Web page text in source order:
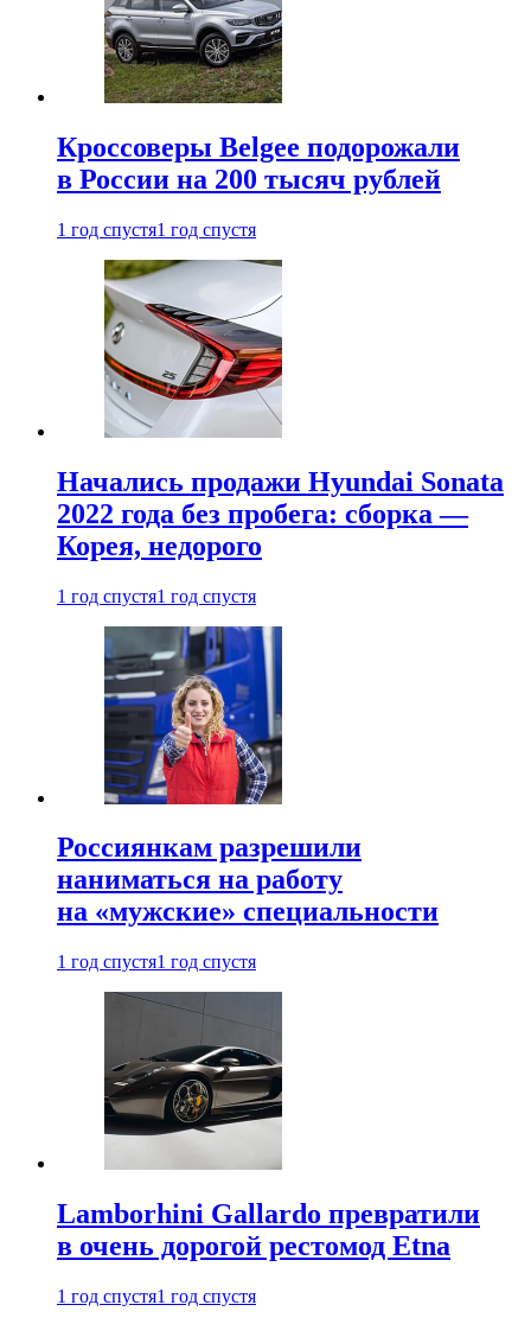
Кроссоверы Belgee подорожали
в России на 200 тысяч рублей
1 год спустя1 год спустя
Начались продажи Hyundai Sonata
2022 года без пробега: сборка —
Корея, недорого
1 год спустя1 год спустя
Россиянкам разрешили
наниматься на работу
на «мужские» специальности
1 год спустя1 год спустя
Lamborhini Gallardo превратили
в очень дорогой рестомод Etna
1 год спустя1 год спустя